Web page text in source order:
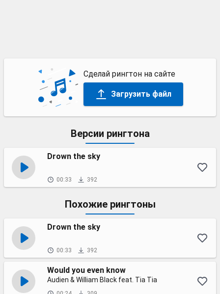
Сделай рингтон на сайте
Загрузить файл
Версии рингтона
Drown the sky
00:33 392
Похожие рингтоны
Drown the sky
00:33 392
Would you even know
Audien & William Black feat. Tia Tia